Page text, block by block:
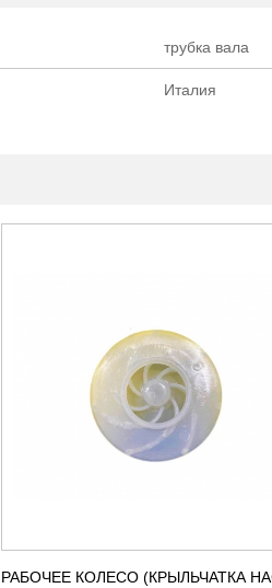
трубка вала
Италия
РАБОЧЕЕ КОЛЕСО (КРЫЛЬЧАТКА